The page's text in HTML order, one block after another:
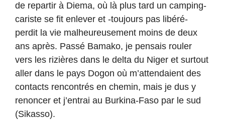
de repartir à Diema, où là plus tard un camping-
cariste se fit enlever et -toujours pas libéré-
perdit la vie malheureusement moins de deux
ans après. Passé Bamako, je pensais rouler
vers les rizières dans le delta du Niger et surtout
aller dans le pays Dogon où m’attendaient des
contacts rencontrés en chemin, mais je dus y
renoncer et j’entrai au Burkina-Faso par le sud
(Sikasso).